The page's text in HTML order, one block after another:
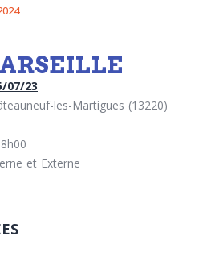
07/23
les-Martigues (13220)
et Externe